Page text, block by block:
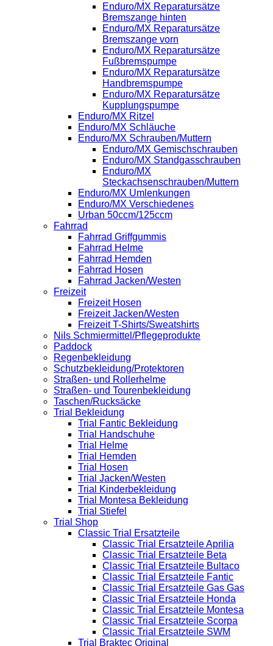
Enduro/MX Reparatursätze
Bremszange hinten
Enduro/MX Reparatursätze
Bremszange vorn
Enduro/MX Reparatursätze
Fußbremspumpe
Enduro/MX Reparatursätze
Handbremspumpe
Enduro/MX Reparatursätze
Kupplungspumpe
Enduro/MX Ritzel
Enduro/MX Schläuche
Enduro/MX Schrauben/Muttern
Enduro/MX Gemischschrauben
Enduro/MX Standgasschrauben
Enduro/MX
Steckachsenschrauben/Muttern
Enduro/MX Umlenkungen
Enduro/MX Verschiedenes
Urban 50ccm/125ccm
Fahrrad
Fahrrad Griffgummis
Fahrrad Helme
Fahrrad Hemden
Fahrrad Hosen
Fahrrad Jacken/Westen
Freizeit
Freizeit Hosen
Freizeit Jacken/Westen
Freizeit T-Shirts/Sweatshirts
Nils Schmiermittel/Pflegeprodukte
Paddock
Regenbekleidung
Schutzbekleidung/Protektoren
Straßen- und Rollerhelme
Straßen- und Tourenbekleidung
Taschen/Rucksäcke
Trial Bekleidung
Trial Fantic Bekleidung
Trial Handschuhe
Trial Helme
Trial Hemden
Trial Hosen
Trial Jacken/Westen
Trial Kinderbekleidung
Trial Montesa Bekleidung
Trial Stiefel
Trial Shop
Classic Trial Ersatzteile
Classic Trial Ersatzteile Aprilia
Classic Trial Ersatzteile Beta
Classic Trial Ersatzteile Bultaco
Classic Trial Ersatzteile Fantic
Classic Trial Ersatzteile Gas Gas
Classic Trial Ersatzteile Honda
Classic Trial Ersatzteile Montesa
Classic Trial Ersatzteile Scorpa
Classic Trial Ersatzteile SWM
Trial Braktec Original